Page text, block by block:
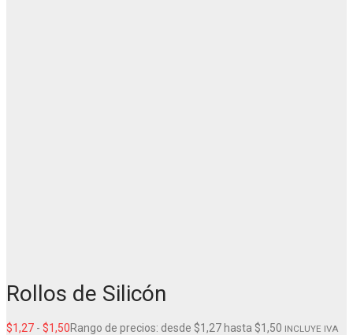
Rollos de Silicón
$1,27 - $1,50Rango de precios: desde $1,27 hasta $1,50 INCLUYE IVA